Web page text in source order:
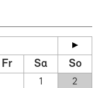
Fr Sa So
1
2